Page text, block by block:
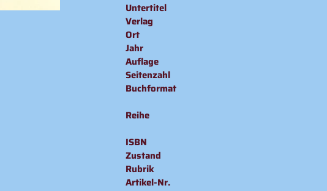
Untertitel
Verlag
Ort
Jahr
Auflage
Seitenzahl
Buchformat
Reihe
ISBN
Zustand
Rubrik
Artikel-Nr.